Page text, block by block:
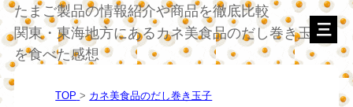
たまご製品の情報紹介や商品を徹底比較
関東・東海地方にあるカネ美食品のだし巻き玉子
を食べた感想
TOP カネ美食品のだし巻き玉子